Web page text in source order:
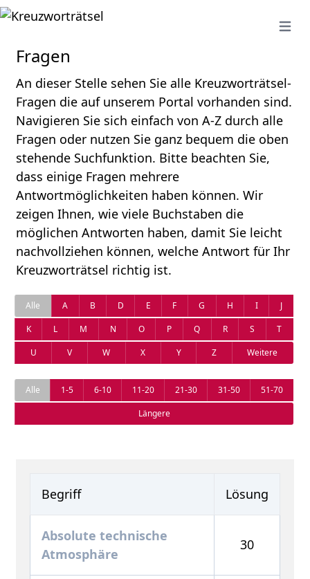
Open
Fragen
An dieser Stelle sehen Sie alle Kreuzworträtsel-
Fragen die auf unserem Portal vorhanden sind.
Navigieren Sie sich einfach von A-Z durch alle
Fragen oder nutzen Sie ganz bequem die oben
stehende Suchfunktion. Bitte beachten Sie,
dass einige Fragen mehrere
Antwortmöglichkeiten haben können. Wir
zeigen Ihnen, wie viele Buchstaben die
möglichen Antworten haben, damit Sie leicht
nachvollziehen können, welche Antwort für Ihr
Kreuzworträtsel richtig ist.
Alle A B D E F G H I
J
K
L M N O P Q R S
T
U
V W X Y Z Weitere
Alle 1-5 6-10 11-20 21-30 31-50
51-70
Längere
Begriff Lösung
Absolute technische
Atmosphäre
30